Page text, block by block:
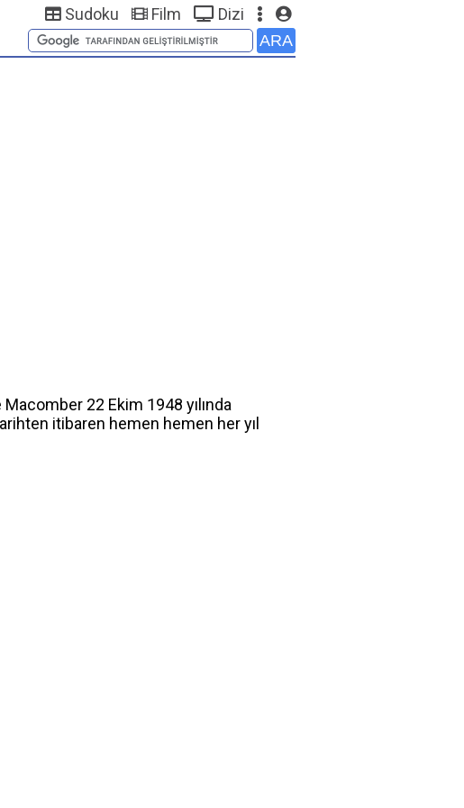
Sudoku Film Dizi
22 Ekim 1948 yılında
itibaren hemen hemen her yıl